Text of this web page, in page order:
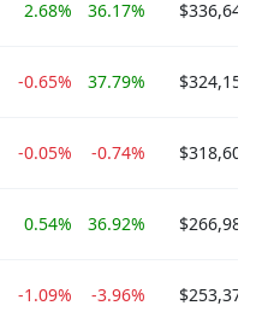
2.68% 36.17%
-0.65% 37.79%
-0.05% -0.74%
0.54% 36.92%
-1.09% -3.96%